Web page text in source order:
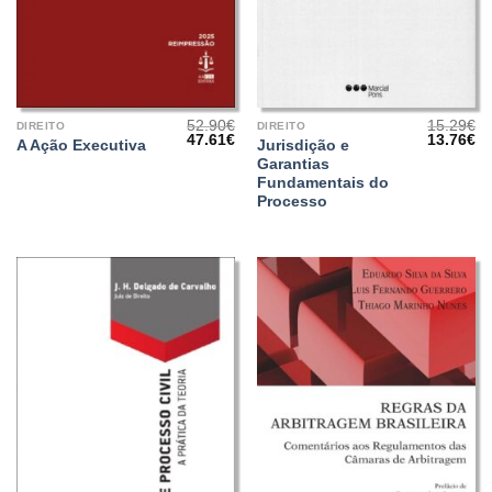
DIREITO
A Ação Executiva
52.90€
O
47.61€O
preço
atual
47.61€.
DIREITO
Jurisdição e
Garantias
Fundamentais do
Processo
15.29€
O
13.76€O